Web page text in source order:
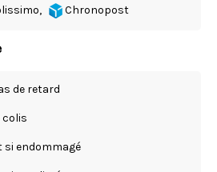
Chronopost
de retard
colis
si endommagé